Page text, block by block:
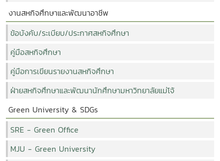
งานสหกิจศึกษาและพัฒนาอาชีพ
ข้อบังคับ/ระเบียบ/ประกาศสหกิจศึกษา
คู่มือสหกิจศึกษา
คู่มือการเขียนรายงานสหกิจศึกษา
ฝ่ายสหกิจศึกษาและพัฒนานักศึกษามหาวิทยาลัยแม่โจ้
Green University & SDGs
SRE - Green Office
MJU - Green University